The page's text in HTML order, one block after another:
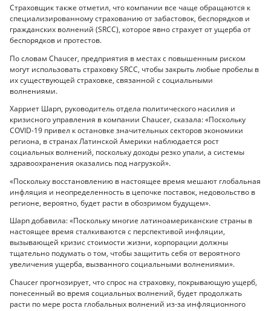
Страховщик также отметил, что компании все чаще обращаются к
специализированному страхованию от забастовок, беспорядков и
гражданских волнений (SRCC), которое явно страхует от ущерба от
беспорядков и протестов.
По словам Chaucer, предприятия в местах с повышенным риском
могут использовать страховку SRCC, чтобы закрыть любые пробелы в
их существующей страховке, связанной с социальными
волнениями.
Харриет Шарп, руководитель отдела политического насилия и
кризисного управления в компании Chaucer, сказала: «Поскольку
COVID-19 привел к остановке значительных секторов экономики
региона, в странах Латинской Америки наблюдается рост
социальных волнений, поскольку доходы резко упали, а системы
здравоохранения оказались под нагрузкой».
«Поскольку восстановлению в настоящее время мешают глобальная
инфляция и неопределенность в цепочке поставок, недовольство в
регионе, вероятно, будет расти в обозримом будущем».
Шарп добавила: «Поскольку многие латиноамериканские страны в
настоящее время сталкиваются с перспективой инфляции,
вызывающей кризис стоимости жизни, корпорации должны
тщательно подумать о том, чтобы защитить себя от вероятного
увеличения ущерба, вызванного социальными волнениями».
Chaucer прогнозирует, что спрос на страховку, покрывающую ущерб,
понесенный во время социальных волнений, будет продолжать
расти по мере роста глобальных волнений из-за инфляционного